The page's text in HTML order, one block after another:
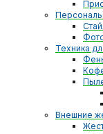
Техника
Внешние